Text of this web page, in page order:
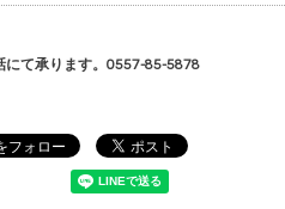
て承ります。0557-85-5878